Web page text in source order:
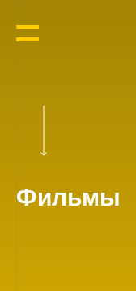
Фильмы